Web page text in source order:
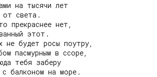
на тысячи лет
от света.
прекраснее нет,
этот.
не будет росы поутру,
пасмурным в ссоре,
тебя заберу
балконом на море.